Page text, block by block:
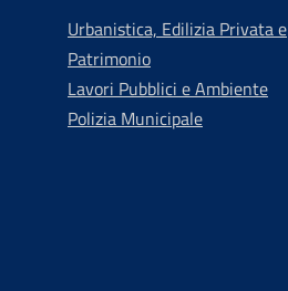
Urbanistica, Edilizia Privata e
Patrimonio
Lavori Pubblici e Ambiente
Polizia Municipale